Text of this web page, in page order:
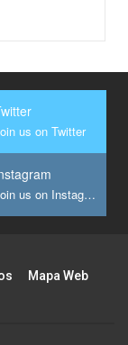
us on Twitter
Join us on Instagram
Mapa Web